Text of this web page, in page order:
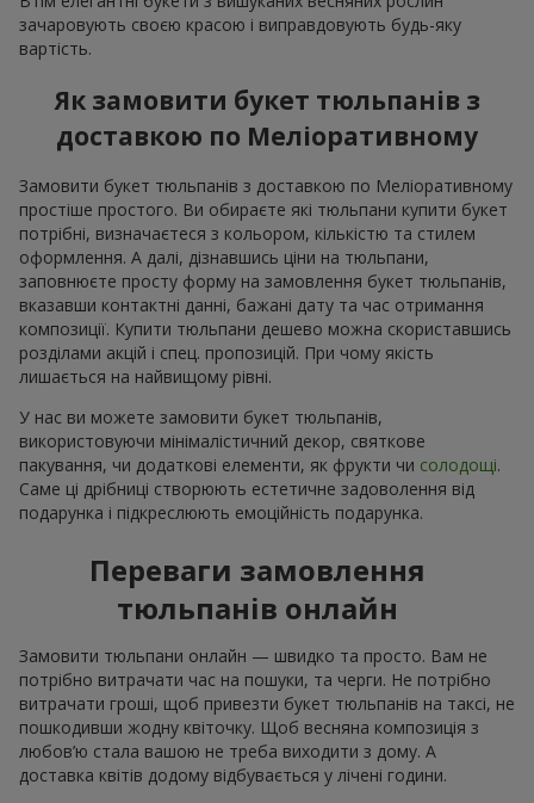
зачаровують своєю красою і виправдовують будь-яку
вартість.
Як замовити букет тюльпанів з
доставкою по Меліоративному
Замовити букет тюльпанів з доставкою по Меліоративному
простіше простого. Ви обираєте які тюльпани купити букет
потрібні, визначаєтеся з кольором, кількістю та стилем
оформлення. А далі, дізнавшись ціни на тюльпани,
заповнюєте просту форму на замовлення букет тюльпанів,
вказавши контактні данні, бажані дату та час отримання
композиції. Купити тюльпани дешево можна скориставшись
розділами акцій і спец. пропозицій. При чому якість
лишається на найвищому рівні.
У нас ви можете замовити букет тюльпанів,
використовуючи мінімалістичний декор, святкове
пакування, чи додаткові елементи, як фрукти чи солодощі.
Саме ці дрібниці створюють естетичне задоволення від
подарунка і підкреслюють емоційність подарунка.
Переваги замовлення
тюльпанів онлайн
Замовити тюльпани онлайн — швидко та просто. Вам не
потрібно витрачати час на пошуки, та черги. Не потрібно
витрачати гроші, щоб привезти букет тюльпанів на таксі, не
пошкодивши жодну квіточку. Щоб весняна композиція з
любов’ю стала вашою не треба виходити з дому. А
доставка квітів додому відбувається у лічені години.